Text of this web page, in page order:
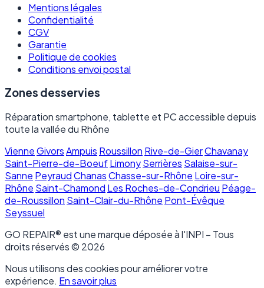
Mentions légales
Confidentialité
CGV
Garantie
Politique de cookies
Conditions envoi postal
Zones desservies
Réparation smartphone, tablette et PC accessible depuis
toute la vallée du Rhône
VienneGivorsAmpuis Roussillon Rive-de-GierChavanay
Saint-Pierre-de-BoeufLimonySerrières Salaise-sur-
Sanne PeyraudChanasChasse-sur-Rhône Loire-sur-
Rhône Saint-Chamond Les Roches-de-Condrieu Péage-
de-Roussillon Saint-Clair-du-Rhône Pont-Évêque
Seyssuel
GO REPAIR® est une marque déposée à l'INPI – Tous
droits réservés © 2026
Nous utilisons des cookies pour améliorer votre
expérience. En savoir plus